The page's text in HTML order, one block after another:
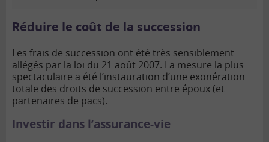
Réduire le coût de la succession
Les frais de succession ont été très sensiblement
allégés par la loi du 21 août 2007. La mesure la plus
spectaculaire a été l’instauration d’une exonération
totale des droits de succession entre époux (et
partenaires de pacs).
Investir dans l’assurance-vie